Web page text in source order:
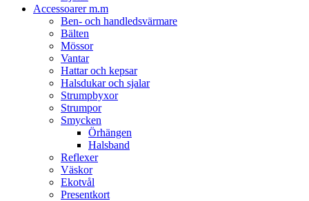
Accessoarer m.m
Ben- och handledsvärmare
Bälten
Mössor
Vantar
Hattar och kepsar
Halsdukar och sjalar
Strumpbyxor
Strumpor
Smycken
Örhängen
Halsband
Reflexer
Väskor
Ekotvål
Presentkort